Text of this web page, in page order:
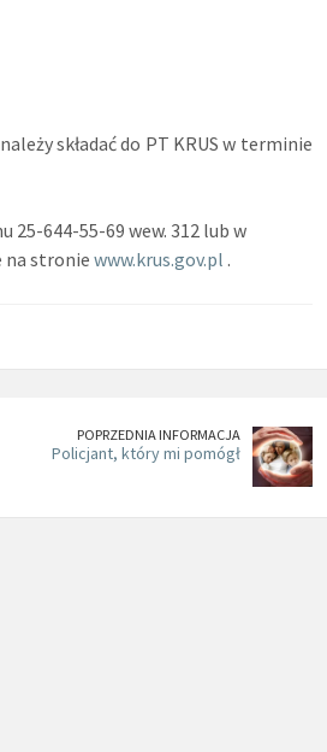
składać do PT KRUS w terminie
644-55-69 wew. 312 lub w
na stronie www.krus.gov.pl .
POPRZEDNIA INFORMACJA
Policjant, który mi pomógł